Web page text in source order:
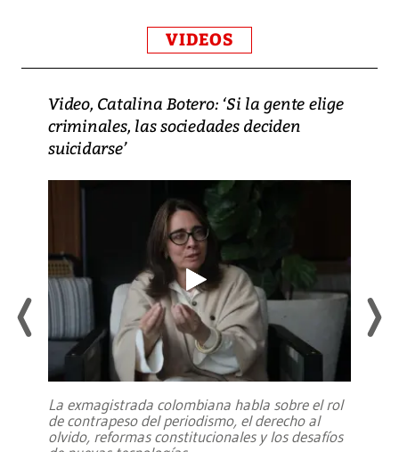
VIDEOS
Video, Catalina Botero: ‘Si la gente elige
criminales, las sociedades deciden
suicidarse’
La exmagistrada colombiana habla sobre el rol
de contrapeso del periodismo, el derecho al
olvido, reformas constitucionales y los desafíos